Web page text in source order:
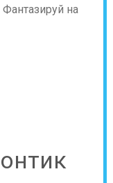
на